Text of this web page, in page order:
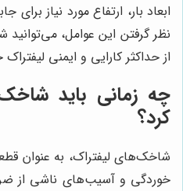
ابعاد بار، ارتفاع مورد نیاز
نظر گرفتن این عوامل،
از حداکثر کارایی و ایمنی
چه زمانی باید
کرد؟
شاخک‌های لیفتراک، به عنوان
خوردگی و آسیب‌های ناشی از